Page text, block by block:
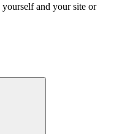
and your site or